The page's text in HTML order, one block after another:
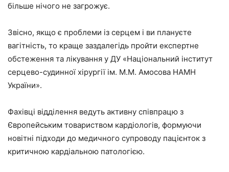
більше нічого не загрожує.
Звісно, якщо є проблеми із серцем і ви плануєте
вагітність, то краще заздалегідь пройти експертне
обстеження та лікування у ДУ «Національний інститут
серцево-судинної хірургії ім. М.М. Амосова НАМН
України».
Фахівці відділення ведуть активну співпрацю з
Європейським товариством кардіологів, формуючи
новітні підходи до медичного супроводу пацієнток з
критичною кардіальною патологією.